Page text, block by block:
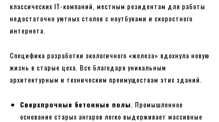
классических IT-компаний, местным резидентам для работы
недостаточно уютных столов с ноутбуками и скоростного
интернета.
Специфика разработки экологичного «железа» вдохнула новую
жизнь в старые цеха. Все благодаря уникальным
архитектурным и техническим преимуществам этих зданий.
Сверхпрочные бетонные полы . Промышленное
основание старых ангаров легко выдерживает массивные